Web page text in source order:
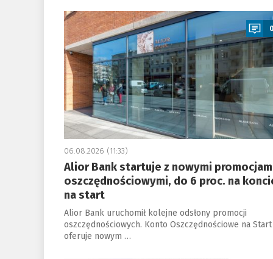
a
0
06.08.2026 (11:33)
Alior Bank startuje z nowymi
oszczędnościowymi, do 6 proc. na
na start
Alior Bank uruchomił kolejne odsłony promocji
oszczędnościowych. Konto Oszczędnościowe na Start
oferuje nowym …